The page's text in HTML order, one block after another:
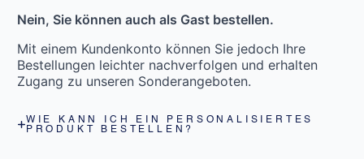
Nein, Sie können auch als Gast bestellen.
Mit einem Kundenkonto können Sie jedoch Ihre
Bestellungen leichter nachverfolgen und erhalten
Zugang zu unseren Sonderangeboten.
WIE KANN ICH EIN PERSONALISIERTES
PRODUKT BESTELLEN?